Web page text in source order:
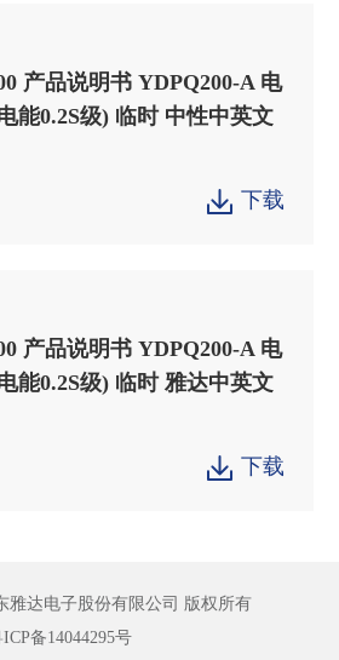
产品说明书 YDPQ200-A 电
能0.2S级) 临时 中性中英文
 下载
产品说明书 YDPQ200-A 电
能0.2S级) 临时 雅达中英文
 下载
雅达电子股份有限公司 版权所有
ICP备14044295号